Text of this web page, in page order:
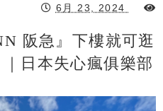
6月 23, 2024
阪急』下樓就可逛
日本失心瘋俱樂部